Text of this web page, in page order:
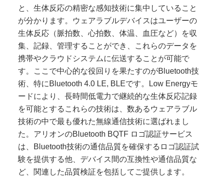
と、生体反応の精密な感知技術に集中していること
が分かります。ウェアラブルデバイスはユーザーの
生体反応（脈拍数、心拍数、体温、血圧など）を収
集、記録、管理することができ、これらのデータを
携帯やクラウドシステムに伝送することが可能で
す。ここで中心的な役回りを果たすのがBluetooth技
術、特に Bluetooth 4.0 LE, BLEです。 Low Energyモ
ードにより、長時間低電力で継続的な生体反応記録
を可能とするこれらの技術は、数あるウェアラブル
技術の中で最も優れた無線通信技術に選ばれまし
た。アリオンのBluetooth BQTF ロゴ認証サービス
は、 Bluetooth技術の通信品質を確保するロゴ認証試
験を提供する他、デバイス間の互換性や通信品質な
ど、関連した品質検証を包括してご提供します。